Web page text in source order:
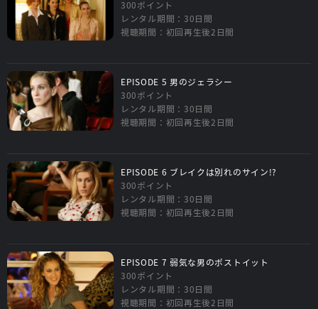
300ポイント
レンタル期間：30日間
視聴期間：初回再生後2日間
EPISODE 5 男のジェラシー
300ポイント
レンタル期間：30日間
視聴期間：初回再生後2日間
EPISODE 6 ブレイクは別れのサイン!?
300ポイント
レンタル期間：30日間
視聴期間：初回再生後2日間
EPISODE 7 弱気な男のポストイット
300ポイント
レンタル期間：30日間
視聴期間：初回再生後2日間